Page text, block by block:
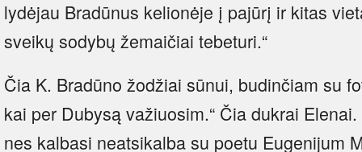
lydėjau Bradūnus kelionėje į pajūrį ir kitas
sveikų sodybų žemaičiai tebeturi.“
Čia K. Bradūno žodžiai sūnui, budinčiam su
kai per Dubysą važiuosim.“ Čia dukrai
nes kalbasi neatsikalba su poetu Eugenijum